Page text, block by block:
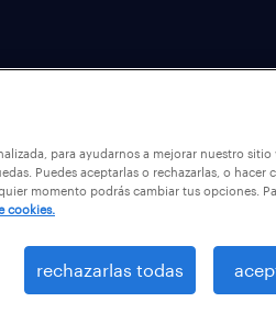
para ayudarnos a mejorar nuestro sitio
Puedes aceptarlas o rechazarlas, o hacer
momento podrás cambiar tus opciones.
cookies.
rechazarlas todas